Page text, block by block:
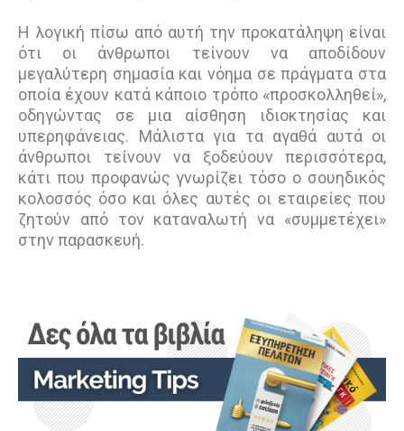
Η λογική πίσω από αυτή την προκατάληψη είναι
ότι οι άνθρωποι τείνουν να αποδίδουν
μεγαλύτερη σημασία και νόημα σε πράγματα στα
οποία έχουν κατά κάποιο τρόπο «προσκολληθεί»,
οδηγώντας σε μια αίσθηση ιδιοκτησίας και
υπερηφάνειας. Μάλιστα για τα αγαθά αυτά οι
άνθρωποι τείνουν να ξοδεύουν περισσότερα,
κάτι που προφανώς γνωρίζει τόσο ο σουηδικός
κολοσσός όσο και όλες αυτές οι εταιρείες που
ζητούν από τον καταναλωτή να «συμμετέχει»
στην παρασκευή.